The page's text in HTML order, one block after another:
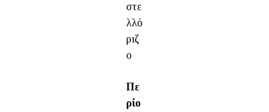
στε
λλό
ριζ
ο
Πε
ρίο